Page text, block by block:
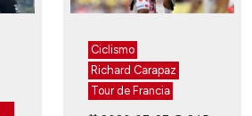
Ciclismo
Richard Carapaz
Tour de Francia